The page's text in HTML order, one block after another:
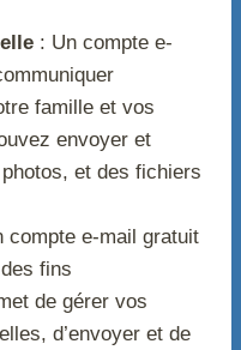
: Un compte e-
famille et vos
envoyer et
et des fichiers
compte e-mail gratuit
fins
de gérer vos
d’envoyer et de